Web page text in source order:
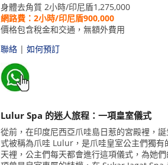
身體去角質 2小時/印尼盾1,275,000
網路費：2小時/印尼盾900,000
價格包含稅金和交通，無額外費用
聯絡| 如何預訂
–
Lulur Spa 的迷人旅程：一項皇室儀式
從前，在印度尼西亞爪哇島日惹的宮殿裡，
式被稱為爪哇 Lulur，是爪哇皇室公主們獨有
天裡，公主們每天都會進行這項儀式，為她